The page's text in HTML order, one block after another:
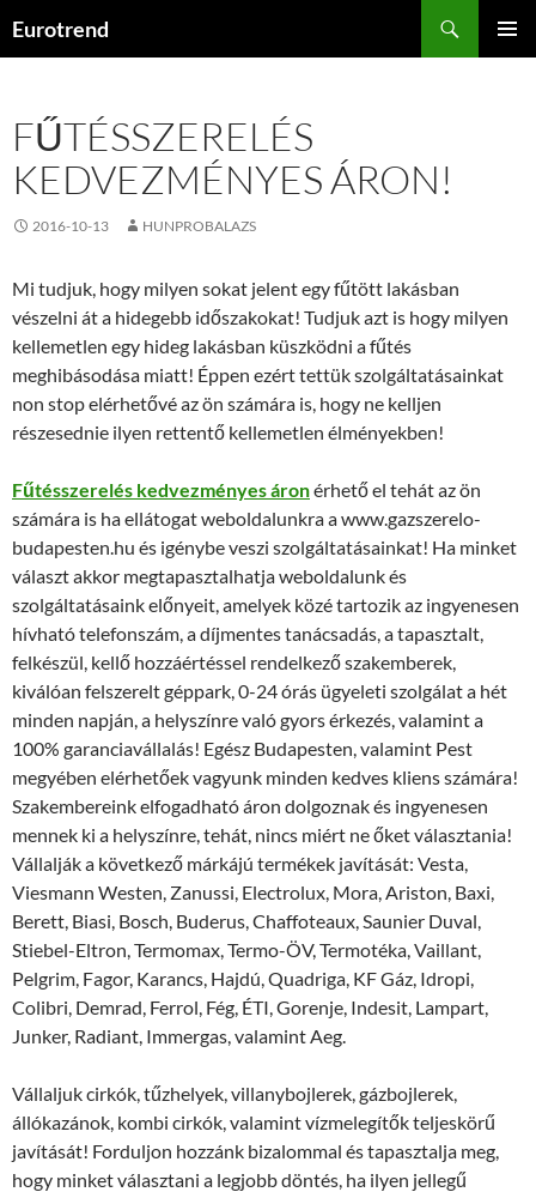
Eurotrend
FŰTÉSSZERELÉS
KEDVEZMÉNYES ÁRON!
2016-10-13 HUNPROBALAZS
Mi tudjuk, hogy milyen sokat jelent egy fűtött lakásban
vészelni át a hidegebb időszakokat! Tudjuk azt is hogy milyen
kellemetlen egy hideg lakásban küszködni a fűtés
meghibásodása miatt! Éppen ezért tettük szolgáltatásainkat
non stop elérhetővé az ön számára is, hogy ne kelljen
részesednie ilyen rettentő kellemetlen élményekben!
Fűtésszerelés kedvezményes áronérhető el tehát az ön
számára is ha ellátogat weboldalunkra a www.gazszerelo-
budapesten.hu és igénybe veszi szolgáltatásainkat! Ha minket
választ akkor megtapasztalhatja weboldalunk és
szolgáltatásaink előnyeit, amelyek közé tartozik az ingyenesen
hívható telefonszám, a díjmentes tanácsadás, a tapasztalt,
felkészül, kellő hozzáértéssel rendelkező szakemberek,
kiválóan felszerelt géppark, 0-24 órás ügyeleti szolgálat a hét
minden napján, a helyszínre való gyors érkezés, valamint a
100% garanciavállalás! Egész Budapesten, valamint Pest
megyében elérhetőek vagyunk minden kedves kliens számára!
Szakembereink elfogadható áron dolgoznak és ingyenesen
mennek ki a helyszínre, tehát, nincs miért ne őket választania!
Vállalják a következő márkájú termékek javítását: Vesta,
Viesmann Westen, Zanussi, Electrolux, Mora, Ariston, Baxi,
Berett, Biasi, Bosch, Buderus, Chaffoteaux, Saunier Duval,
Stiebel-Eltron, Termomax, Termo-ÖV, Termotéka, Vaillant,
Pelgrim, Fagor, Karancs, Hajdú, Quadriga, KF Gáz, Idropi,
Colibri, Demrad, Ferrol, Fég, ÉTI, Gorenje, Indesit, Lampart,
Junker, Radiant, Immergas, valamint Aeg.
Vállaljuk cirkók, tűzhelyek, villanybojlerek, gázbojlerek,
állókazánok, kombi cirkók, valamint vízmelegítők teljeskörű
javítását! Forduljon hozzánk bizalommal és tapasztalja meg,
hogy minket választani a legjobb döntés, ha ilyen jellegű